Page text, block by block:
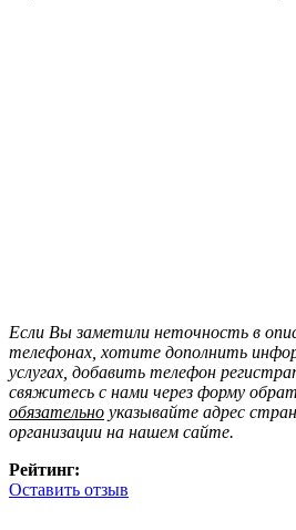
Если Вы заметили неточность в
телефонах, хотите дополнить
услугах, добавить телефон
свяжитесь с нами через форму
обязательно указывайте адрес
организации на нашем сайте.
Рейтинг:
Оставить отзыв